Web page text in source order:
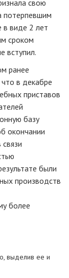
свою
потерпевшим
в виде 2 лет
сроком
вступил.
ранее
что в декабре
приставов
базу
окончании
были
производств
более
выделив ее и